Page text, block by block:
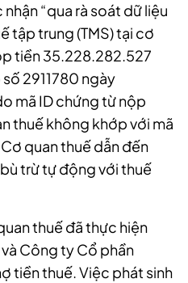
nhận “qua rà soát dữ liệu
tập trung (TMS) tại cơ
tiền 35.228.282.527
2911780 ngày
mã ID chứng từ nộp
thuế không khớp với mã
quan thuế dẫn đến
trừ tự động với thuế
thuế đã thực hiện
Công ty Cổ phần
tiền thuế. Việc phát sinh